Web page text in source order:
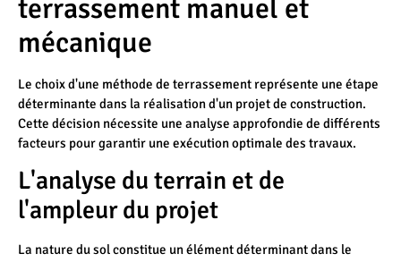
terrassement manuel et
mécanique
Le choix d'une méthode de terrassement représente une étape
déterminante dans la réalisation d'un projet de construction.
Cette décision nécessite une analyse approfondie de différents
facteurs pour garantir une exécution optimale des travaux.
L'analyse du terrain et de
l'ampleur du projet
La nature du sol constitue un élément déterminant dans le